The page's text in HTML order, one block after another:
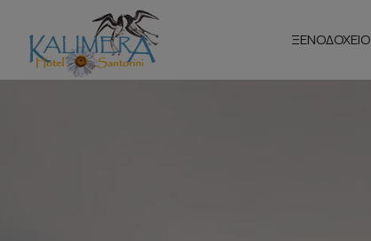
ΞΕΝΟΔΟΧΕΊΟ